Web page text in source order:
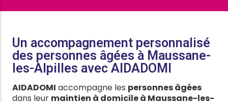
Un accompagnement personnalisé
des personnes âgées à Maussane-
les-Alpilles avec AIDADOMI
AIDADOMI accompagne les personnes âgées
dans leur maintien à domicile à Maussane-les-